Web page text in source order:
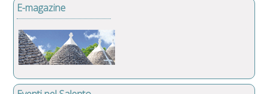
E-magazine